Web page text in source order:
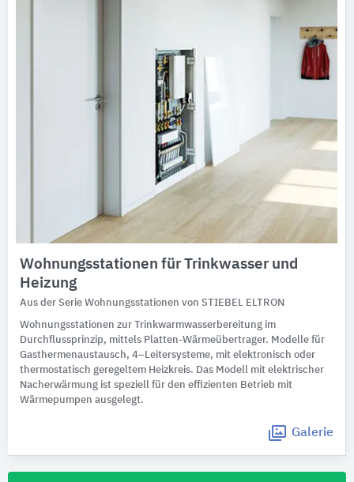
Wohnungsstationen für Trinkwasser und
Heizung
Aus der Serie Wohnungsstationen von STIEBEL ELTRON
Wohnungsstationen zur Trinkwarmwasserbereitung im
Durchflussprinzip, mittels Platten-Wärmeübertrager. Modelle für
Gasthermenaustausch, 4–Leitersysteme, mit elektronisch oder
thermostatisch geregeltem Heizkreis. Das Modell mit elektrischer
Nacherwärmung ist speziell für den effizienten Betrieb mit
Wärmepumpen ausgelegt.
Galerie